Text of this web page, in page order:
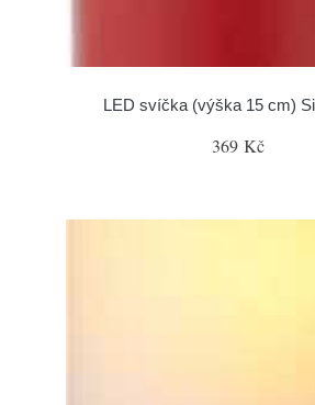
LED svíčka (výška 15 cm)
369 Kč